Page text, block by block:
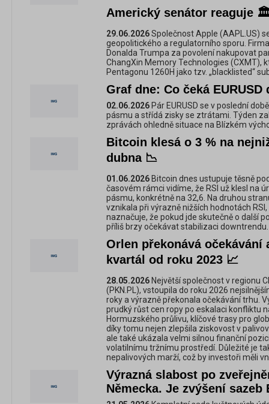
Americký senátor reaguje
29.06.2026Společnost Apple (AAPL.US)
geopolitického a regulatorního sporu.
Donalda Trumpa za povolení nakupovat
ChangXin Memory Technologies (CXMT),
Pentagonu 1260H jako tzv. „blacklisted“
Graf dne: Co čeká EURUSD
02.06.2026 Pár EURUSD se v poslední
pásmu a střídá zisky se ztrátami. Týden
zprávách ohledně situace na Blízkém
Bitcoin klesá o 3 % na
dubna 📉
01.06.2026 Bitcoin dnes ustupuje těsně
časovém rámci vidíme, že RSI už klesl na
pásmu, konkrétně na 32,6. Na druhou
vznikala při výrazně nižších hodnotách
naznačuje, že pokud jde skutečně o další
příliš brzy očekávat stabilizaci downtrendu.
Orlen překonává očekávání
kvartál od roku 2023 📈
28.05.2026 Největší společnost v regionu
(PKN.PL), vstoupila do roku 2026
roky a výrazně překonala očekávání trhu.
prudký růst cen ropy po eskalaci konfliktu
Hormuzského průlivu, klíčové trasy pro
díky tomu nejen zlepšila ziskovost v
ale také ukázala velmi silnou finanční
volatilnímu tržnímu prostředí. Důležité je
nepalivových marží, což by investoři měli
Výrazná slabost po
Německa. Je zvýšení sazeb